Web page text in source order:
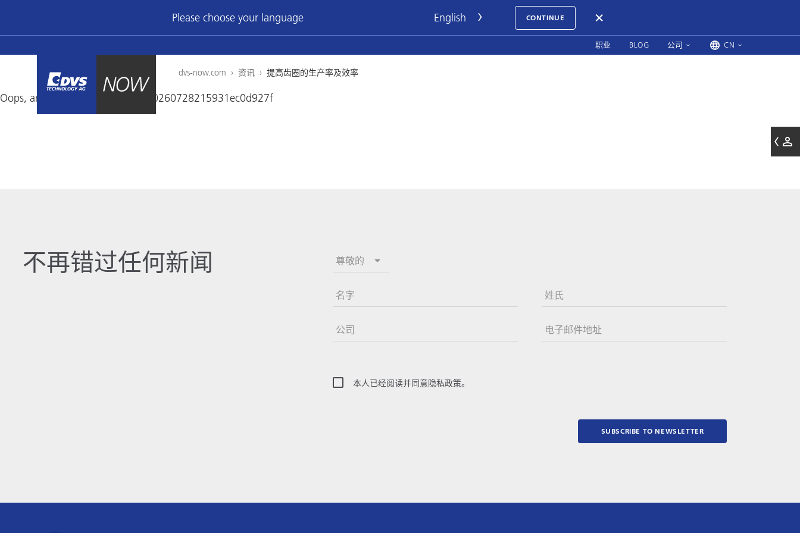
Please choose your language CONTINUE
职业 BLOG 公司 CN
dvs-now.com › 资讯 › 提高齿圈的生产率及效率
Oops, an error occurred! Code: 20260728215931ec0d927f
不再错过任何新闻 尊敬的
名字 姓氏
公司 电子邮件地址
本人已经阅读并同意隐私政策。
SUBSCRIBE TO NEWSLETTER